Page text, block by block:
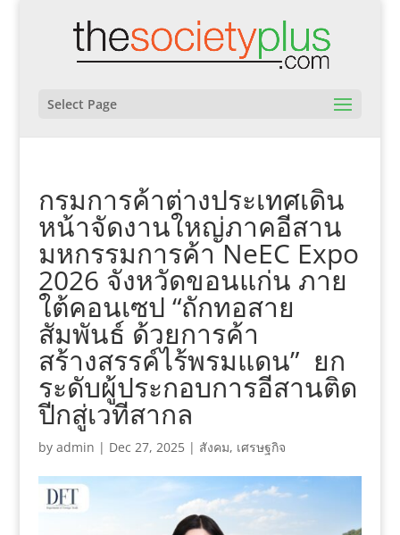
Select Page
กรมการค้าต่างประเทศเดิน
หน้าจัดงานใหญ่ภาคอีสาน
มหกรรมการค้า NeEC Expo
2026 จังหวัดขอนแก่น ภาย
ใต้คอนเซป “ถักทอสาย
สัมพันธ์ ด้วยการค้า
สร้างสรรค์ไร้พรมแดน” ยก
ระดับผู้ประกอบการอีสานติด
ปีกสู่เวทีสากล
by admin | Dec 27, 2025| สังคม, เศรษฐกิจ